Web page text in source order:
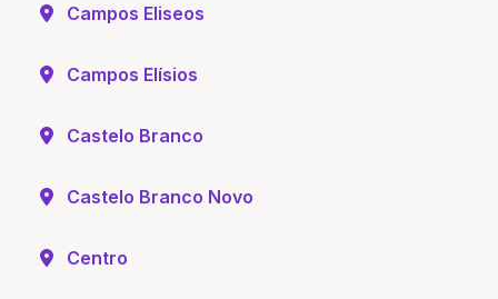
Campos Eliseos
Campos Elísios
Castelo Branco
Castelo Branco Novo
Centro